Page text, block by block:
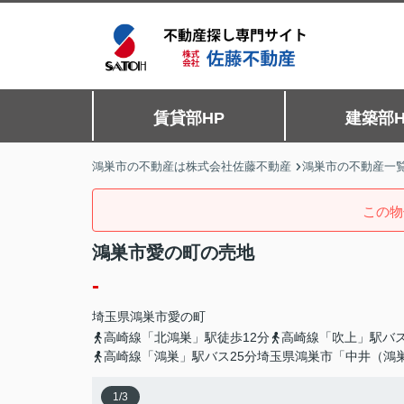
賃貸部HP 建築部
鴻巣市の不動産は株式会社佐藤不動産 鴻巣市の不動産一
この
鴻巣市愛の町の売地
-
埼玉県鴻巣市愛の町
高崎線「北鴻巣」駅徒歩12分
高崎線「吹上」駅バ
高崎線「鴻巣」駅バス25分埼玉県鴻巣市「中井（鴻
1/3